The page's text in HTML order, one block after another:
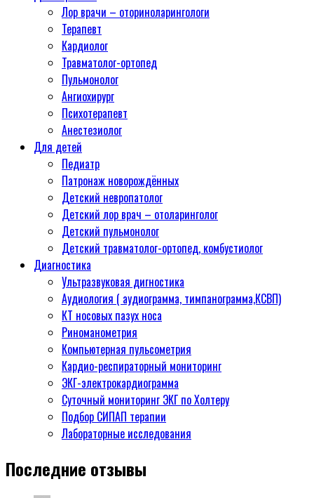
Лор врачи – оториноларингологи
Терапевт
Кардиолог
Травматолог-ортопед
Пульмонолог
Ангиохирург
Психотерапевт
Aнестезиолог
Для детей
Педиатр
Патронаж новорождённых
Детский невропатолог
Детский лор врач – отоларинголог
Детский пульмонолог
Детский травматолог-ортопед, комбустиолог
Диагностика
Ультразвуковая дигностика
Аудиология ( аудиограмма, тимпанограмма,КСВП)
КТ носовых пазух носа
Риноманометрия
Компьютерная пульсометрия
Кардио-респираторный мониторинг
ЭКГ-электрокардиограмма
Суточный мониторинг ЭКГ по Холтеру
Подбор СИПАП терапии
Лабораторные исследования
Последние отзывы